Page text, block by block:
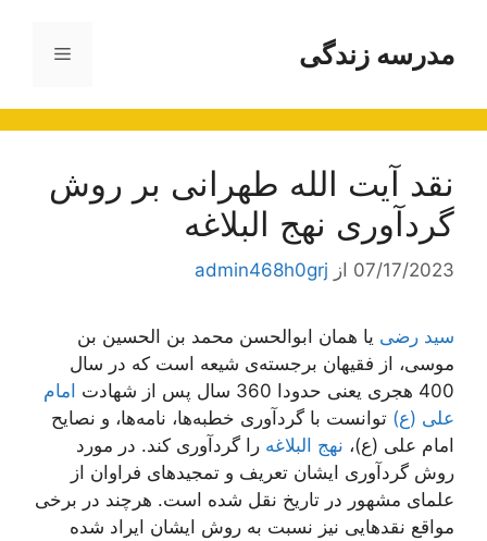
محتوامدرسه زندگی فهرست
نقد آیت الله طهرانی بر روش
گردآوری نهج البلاغه
07/17/2023 از admin468h0grj
سید رضی یا همان ابوالحسن محمد بن الحسین بن
موسی، از فقیهان برجسته‌ی شیعه است که در سال
400 هجری یعنی حدودا 360 سال پس از شهادت
امام
علی (ع) توانست با گردآوری خطبه‌ها، نامه‌ها، و نصایح
امام علی (ع)، نهج البلاغه را گردآوری کند. در مورد
روش گردآوری ایشان تعریف و تمجید‌های فراوان از
علمای مشهور در تاریخ نقل شده است. هرچند در برخی
مواقع نقدهایی نیز نسبت به روش ایشان ایراد شده